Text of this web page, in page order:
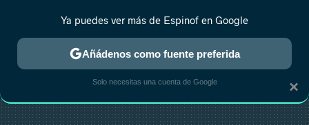
ESTRENOS REALITY ANIME RANKINGS CINE
×
Ya puedes ver más de Espinof en Google
Añádenos como fuente preferida
Solo necesitas una cuenta de Google